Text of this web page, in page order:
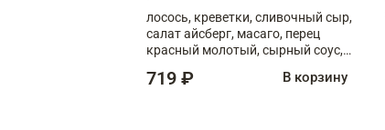
лосось, креветки, сливочный сыр,
салат айсберг, масаго, перец
красный молотый, сырный соус,
719 ₽ В корзину